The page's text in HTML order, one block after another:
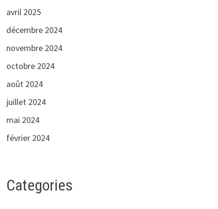
avril 2025
décembre 2024
novembre 2024
octobre 2024
août 2024
juillet 2024
mai 2024
février 2024
Categories